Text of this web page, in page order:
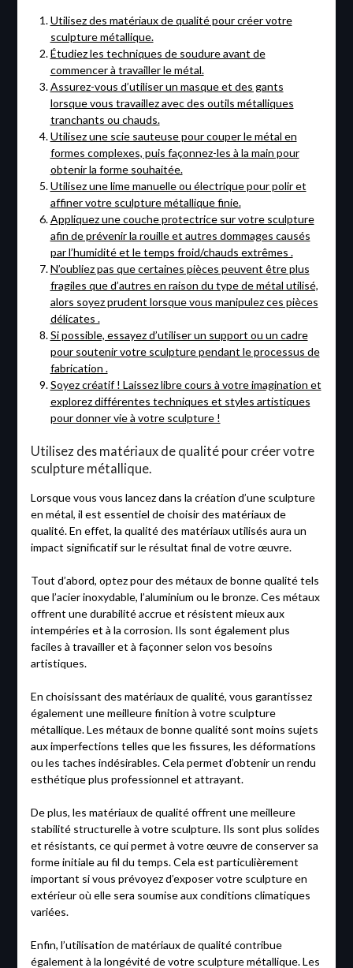
Utilisez des matériaux de qualité pour créer votre
sculpture métallique.
Étudiez les techniques de soudure avant de
commencer à travailler le métal.
Assurez-vous d’utiliser un masque et des gants
lorsque vous travaillez avec des outils métalliques
tranchants ou chauds.
Utilisez une scie sauteuse pour couper le métal en
formes complexes, puis façonnez-les à la main pour
obtenir la forme souhaitée.
Utilisez une lime manuelle ou électrique pour polir et
affiner votre sculpture métallique finie.
Appliquez une couche protectrice sur votre sculpture
afin de prévenir la rouille et autres dommages causés
par l’humidité et le temps froid/chauds extrêmes .
N’oubliez pas que certaines pièces peuvent être plus
fragiles que d’autres en raison du type de métal utilisé,
alors soyez prudent lorsque vous manipulez ces pièces
délicates .
Si possible, essayez d’utiliser un support ou un cadre
pour soutenir votre sculpture pendant le processus de
fabrication .
Soyez créatif ! Laissez libre cours à votre imagination et
explorez différentes techniques et styles artistiques
pour donner vie à votre sculpture !
Utilisez des matériaux de qualité pour créer votre
sculpture métallique.
Lorsque vous vous lancez dans la création d’une sculpture
en métal, il est essentiel de choisir des matériaux de
qualité. En effet, la qualité des matériaux utilisés aura un
impact significatif sur le résultat final de votre œuvre.
Tout d’abord, optez pour des métaux de bonne qualité tels
que l’acier inoxydable, l’aluminium ou le bronze. Ces métaux
offrent une durabilité accrue et résistent mieux aux
intempéries et à la corrosion. Ils sont également plus
faciles à travailler et à façonner selon vos besoins
artistiques.
En choisissant des matériaux de qualité, vous garantissez
également une meilleure finition à votre sculpture
métallique. Les métaux de bonne qualité sont moins sujets
aux imperfections telles que les fissures, les déformations
ou les taches indésirables. Cela permet d’obtenir un rendu
esthétique plus professionnel et attrayant.
De plus, les matériaux de qualité offrent une meilleure
stabilité structurelle à votre sculpture. Ils sont plus solides
et résistants, ce qui permet à votre œuvre de conserver sa
forme initiale au fil du temps. Cela est particulièrement
important si vous prévoyez d’exposer votre sculpture en
extérieur où elle sera soumise aux conditions climatiques
variées.
Enfin, l’utilisation de matériaux de qualité contribue
également à la longévité de votre sculpture métallique. Les